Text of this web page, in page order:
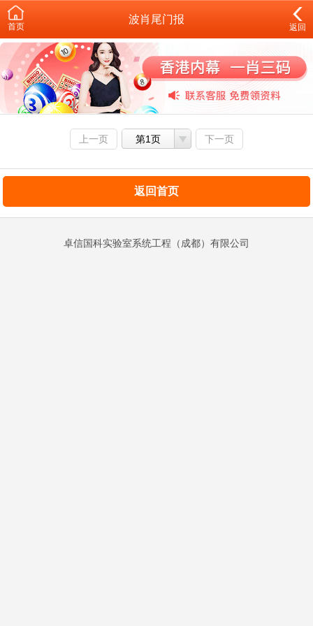
首页
波肖尾门报
返回
上一页 第1页 下一页
返回首页
卓信国科实验室系统工程（成都）有限公司